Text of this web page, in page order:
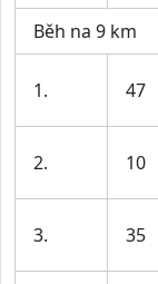
Běh na 9 km
1. 47
2. 10
3. 35